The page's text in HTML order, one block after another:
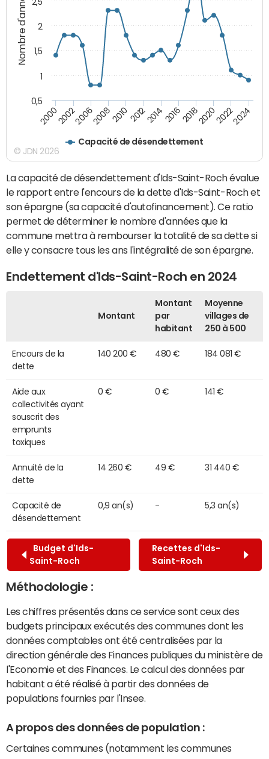
Nombre d'années
Capacité de désendettement
20002002200620082010 2012201420162018202020222024
0,5
1
1,5
2
© JDN 2026
La capacité de désendettement d'Ids-Saint-Roch évalue
le rapport entre l'encours de la dette d'Ids-Saint-Roch et
son épargne (sa capacité d'autofinancement). Ce ratio
permet de déterminer le nombre d'années que la
commune mettra à rembourser la totalité de sa dette si
elle y consacre tous les ans l'intégralité de son épargne.
Endettement d'Ids-Saint-Roch en 2024
Montant
Montant
par
habitant
Moyenne
villages de
250 à 500
Encours de la
dette
140 200 € 480 € 184 081 €
Aide aux
collectivités ayant
souscrit des
emprunts
toxiques
0 € 0 € 141 €
Annuité de la
dette
14 260 € 49 € 31 440 €
Capacité de
désendettement
0,9 an(s) - 5,3 an(s)
Budget d'Ids-
Saint-Roch
Recettes d'Ids-
Saint-Roch
Méthodologie :
Les chiffres présentés dans ce service sont ceux des
budgets principaux exécutés des communes dont les
données comptables ont été centralisées par la
direction générale des Finances publiques du ministère de
l'Economie et des Finances. Le calcul des données par
habitant a été réalisé à partir des données de
populations fournies par l'Insee.
A propos des données de population :
Certaines communes (notamment les communes